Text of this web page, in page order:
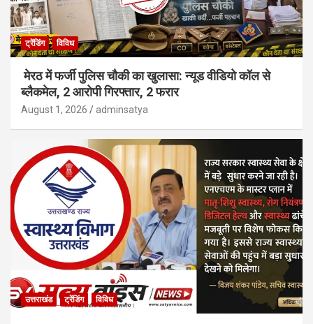
ट्रेंडिंग विविध
मेरठ में फर्जी पुलिस चौकी का खुलासा: न्यूड वीडियो कॉल से
ब्लैकमेल, 2 आरोपी गिरफ्तार, 2 फरार
August 1, 2026 adminsatya
उत्तराखंड ट्रेंडिंग विविध